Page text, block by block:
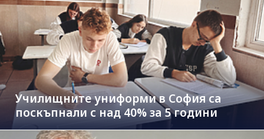
Училищните униформи в София са
поскъпнали с над 40% за 5 години